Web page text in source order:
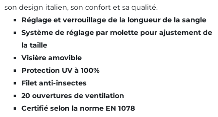
son design italien, son confort et sa qualité.
Réglage et verrouillage de la longueur de la sangle
Système de réglage par molette pour ajustement de
la taille
Visière amovible
Protection UV à 100%
Filet anti-insectes
20 ouvertures de ventilation
Certifié selon la norme EN 1078